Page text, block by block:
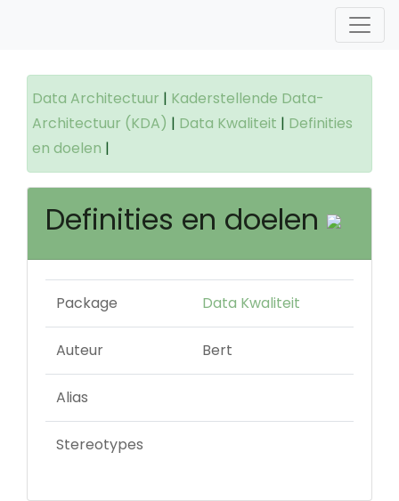
Data Architectuur | Kaderstellende Data-
Architectuur (KDA) | Data Kwaliteit | Definities
en doelen |
Definities en doelen
Package Data Kwaliteit
Auteur Bert
Alias
Stereotypes